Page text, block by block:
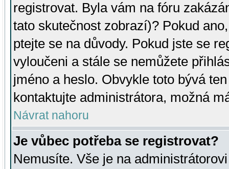
registrovat. Byla vám na fóru
tato skutečnost zobrazí)? Pokud
ptejte se na důvody. Pokud jste se
vyloučeni a stále se nemůžete
jméno a heslo. Obvykle toto bývá
kontaktujte administrátora, možná
Návrat nahoru
Je vůbec potřeba se registrovat?
Nemusíte. Vše je na